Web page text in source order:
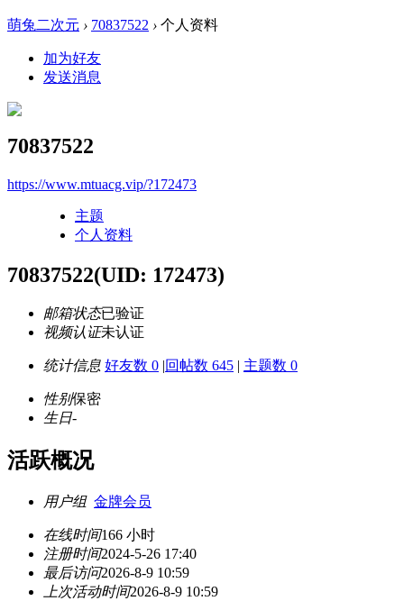
萌兔二次元 › 70837522 › 个人资料
加为好友
发送消息
70837522
https://www.mtuacg.vip/?172473
主题
个人资料
70837522(UID: 172473)
邮箱状态已验证
视频认证未认证
统计信息 好友数 0 |回帖数 645 | 主题数 0
性别保密
生日-
活跃概况
用户组 金牌会员
在线时间166 小时
注册时间2024-5-26 17:40
最后访问2026-8-9 10:59
上次活动时间2026-8-9 10:59